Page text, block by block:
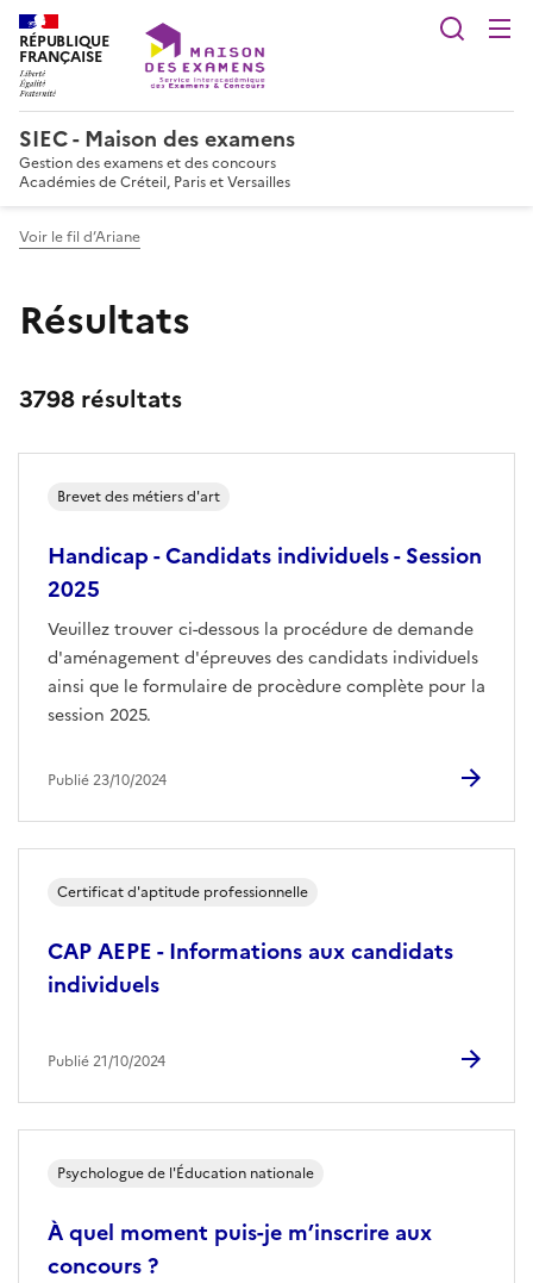
RÉPUBLIQUE
FRANÇAISE
SIEC - Maison des examens
Gestion des examens et des concours
Académies de Créteil, Paris et Versailles
Voir le fil d’Ariane
Résultats
3798 résultats
Handicap - Candidats individuels - Session
2025
Veuillez trouver ci-dessous la procédure de demande
d'aménagement d'épreuves des candidats individuels
ainsi que le formulaire de procèdure complète pour la
session 2025.
Brevet des métiers d'art
Publié 23/10/2024
CAP AEPE - Informations aux candidats
individuels
Certificat d'aptitude professionnelle
Publié 21/10/2024
À quel moment puis-je m’inscrire aux
concours ?
Psychologue de l'Éducation nationale